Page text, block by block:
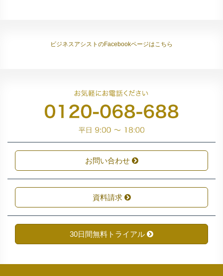
ビジネスアシストのFacebookページはこちら
お問い合わせ
資料請求
30日間無料トライアル